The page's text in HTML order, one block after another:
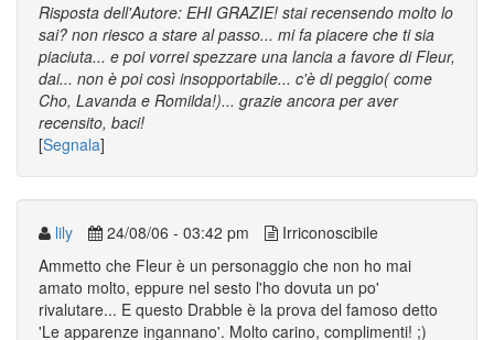
Risposta dell'Autore: EHI GRAZIE! stai recensendo molto lo
sai? non riesco a stare al passo... mi fa piacere che ti sia
piaciuta... e poi vorrei spezzare una lancia a favore di Fleur,
dai... non è poi così insopportabile... c'è di peggio( come
Cho, Lavanda e Romilda!)... grazie ancora per aver
recensito, baci!
[Segnala]
lily 24/08/06 - 03:42 pm
Irriconoscibile
Ammetto che Fleur è un personaggio che non ho mai
amato molto, eppure nel sesto l'ho dovuta un po'
rivalutare... E questo Drabble è la prova del famoso detto
'Le apparenze ingannano'. Molto carino, complimenti! ;)